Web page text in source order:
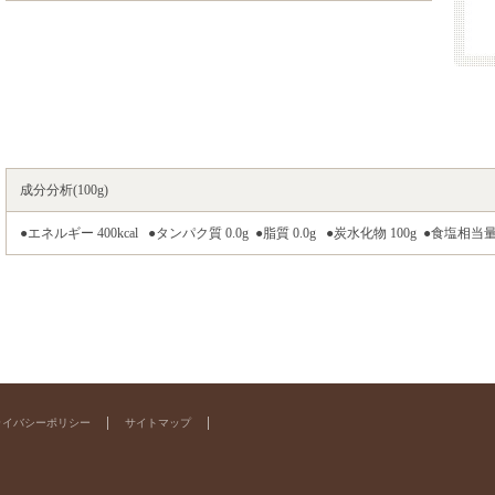
成分分析(100g)
●エネルギー 400kcal ●タンパク質 0.0g ●脂質 0.0g ●炭水化物 100g ●食塩相当
イバシーポリシー サイトマップ